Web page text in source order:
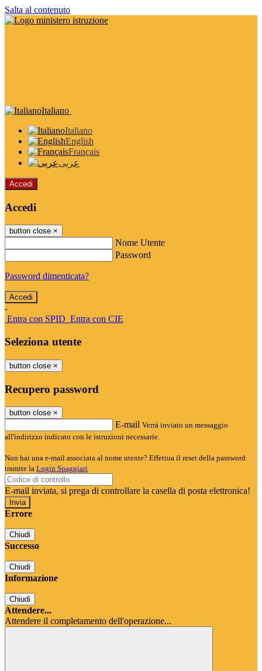
Salta al contenuto
Italiano
Italiano
English
Français
عربى
Accedi
Accedi
button close ×
Nome Utente
Password
Password dimenticata?
-
Entra con SPID Entra con CIE
Seleziona utente
button close ×
Recupero password
button close ×
E-mail Verrà inviato un messaggio
all'indirizzo indicato con le istruzioni necessarie.
Non hai una e-mail associata al nome utente? Effettua il reset della password
tramite la Login Spaggiari
E-mail inviata, si prega di controllare la casella di posta elettronica!
Errore
Chiudi
Successo
Chiudi
Informazione
Chiudi
Attendere...
Attendere il completamento dell'operazione...